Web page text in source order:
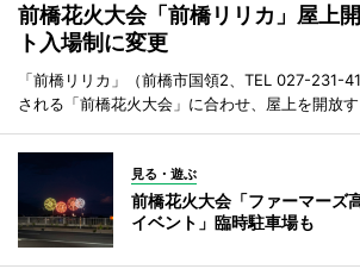
前橋花火大会「前橋リリカ」屋上
ト入場制に変更
「前橋リリカ」（前橋市国領2、TEL 027-231-
される「前橋花火大会」に合わせ、屋上を開放す
見る・遊ぶ
前橋花火大会「ファーマーズ
イベント」臨時駐車場も